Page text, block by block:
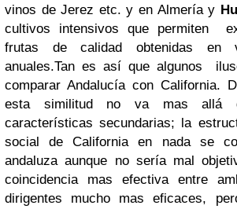
vinos de Jerez etc. y en Almería y
cultivos intensivos que permiten
frutas de calidad obtenidas en
anuales.Tan es así que algunos
comparar Andalucía con California.
esta similitud no va mas allá
características secundarias; la
social de California en nada se
andaluza aunque no sería mal
coincidencia mas efectiva entre
dirigentes mucho mas eficaces,